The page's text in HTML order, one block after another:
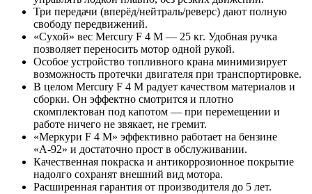
Три передачи (вперёд/нейтраль/реверс) дают полную
свободу передвижений.
«Сухой» вес Mercury F 4 M — 25 кг. Удобная ручка
позволяет переносить мотор одной рукой.
Особое устройство топливного крана минимизирует
возможность протечки двигателя при транспортировке.
В целом Mercury F 4 M радует качеством материалов и
сборки. Он эффектно смотрится и плотно
скомплектован под капотом — при перемещении и
работе ничего не звякает, не гремит.
«Меркури F 4 M» эффективно работает на бензине
«А-92» и достаточно прост в обслуживании.
Качественная покраска и антикоррозионное покрытие
надолго сохранят внешний вид мотора.
Расширенная гарантия от производителя до 5 лет.